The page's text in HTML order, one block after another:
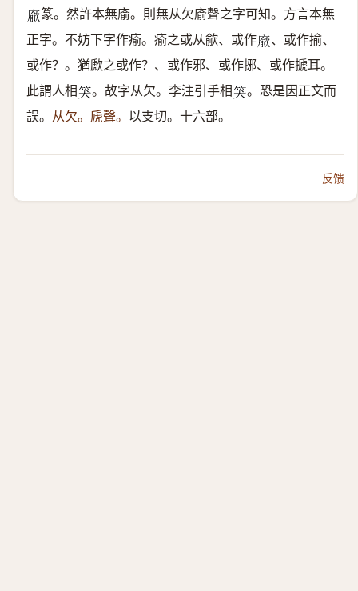
𢋅 篆。然許本無㢏。則無从欠㢏聲之字可知。方言本無
正字。不妨下字作瘉。瘉之或从歈、或作𢋅 、或作揄、
或作？。猶歋之或作？、或作邪、或作捓、或作搋耳。
此謂人相𥬇 。故字从欠。李注引手相𥬇 。恐是因正文而
誤。 从欠。虒聲。 以支切。十六部。
反馈